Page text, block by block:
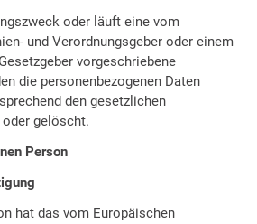
oder läuft eine vom
und Verordnungsgeber oder einem
vorgeschriebene
die personenbezogenen Daten
den gesetzlichen
gelöscht.
Person
hat das vom Europäischen